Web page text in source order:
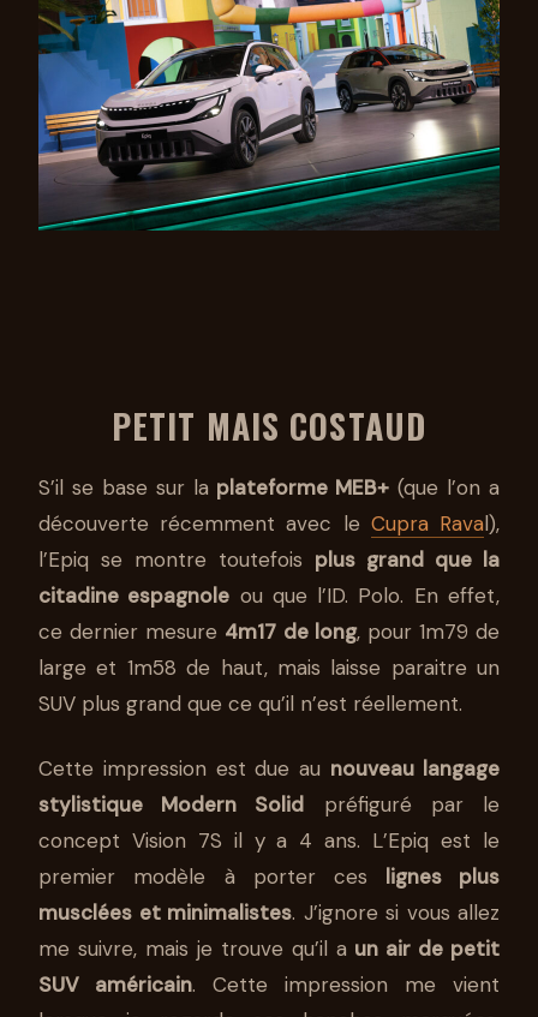
PETIT MAIS COSTAUD
S’il se base sur la plateforme MEB+ (que l’on a
découverte récemment avec le Cupra Raval),
l’Epiq se montre toutefois plus grand que la
citadine espagnole ou que l’ID. Polo. En effet,
ce dernier mesure 4m17 de long, pour 1m79 de
large et 1m58 de haut, mais laisse paraitre un
SUV plus grand que ce qu’il n’est réellement.
Cette impression est due au nouveau langage
stylistique Modern Solid préfiguré par le
concept Vision 7S il y a 4 ans. L’Epiq est le
premier modèle à porter ces lignes plus
musclées et minimalistes. J’ignore si vous allez
me suivre, mais je trouve qu’il a un air de petit
SUV américain. Cette impression me vient